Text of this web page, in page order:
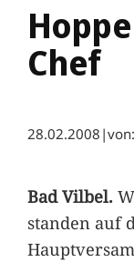
Chef
28.02.2008 |von:
Bad Vilbel.
standen auf